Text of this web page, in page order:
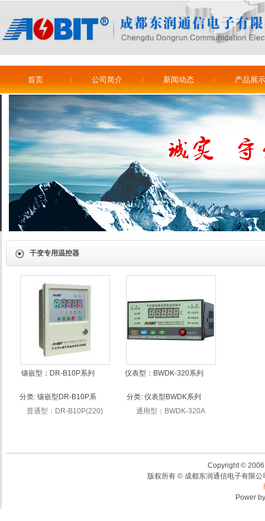
首页 公司简介 新闻动态 产品展示
干变专用温控器
镶嵌型：DR-B10P系列
分类:镶嵌型DR-B10P系
列干变温控器
普通型：DR-B10P(220)
仪表型：BWDK-320系列
分类:仪表型BWDK系列
干变温控器
通用型：BWDK-320A
Copyright ©
版权所有 © 成都东润通信电子有限
Power